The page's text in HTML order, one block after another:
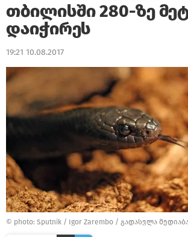
თბილისში 280-ზე
დაიჭირეს
19:21 10.08.2017
© photo: Sputnik / Igor Zarembo / გადასვლა